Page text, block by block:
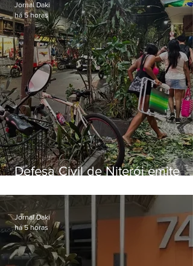
Defesa Civil de Niterói emite
sexta-feira (07)
Jornal Daki
há 5 horas
Jornal Daki
há 5 horas